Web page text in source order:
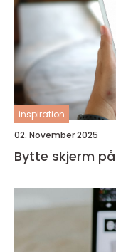
inspiration
02. November 2025
Bytte skjerm